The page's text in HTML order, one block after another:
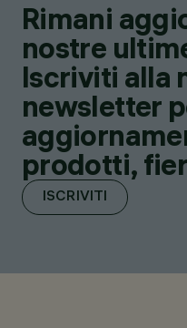
Rimani
nostre
Iscriviti alla
newsletter
prodotti,
ISCRIVITI